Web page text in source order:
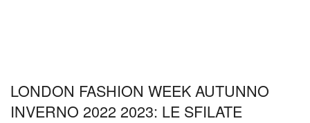
LONDON FASHION WEEK AUTUNNO
INVERNO 2022 2023: LE SFILATE